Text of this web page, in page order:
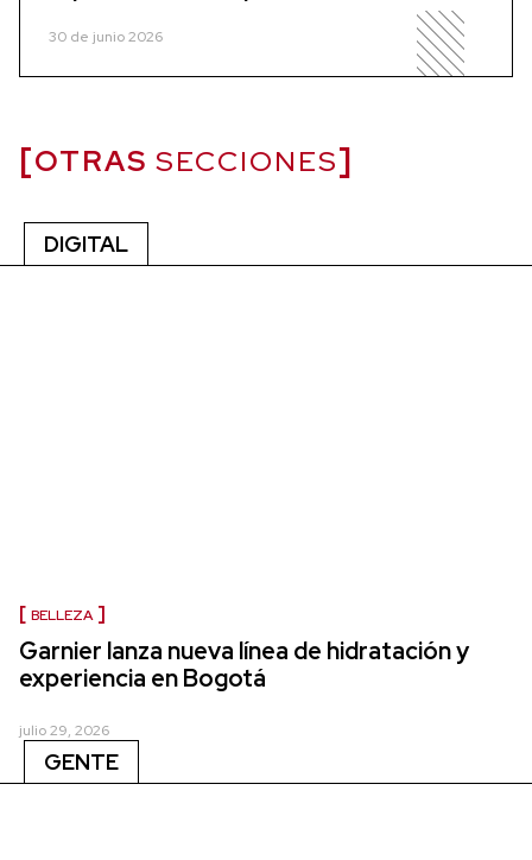
30 de junio 2026
OTRAS SECCIONES
DIGITAL
BELLEZA
Garnier lanza nueva línea de hidratación y
experiencia en Bogotá
julio 29, 2026
GENTE